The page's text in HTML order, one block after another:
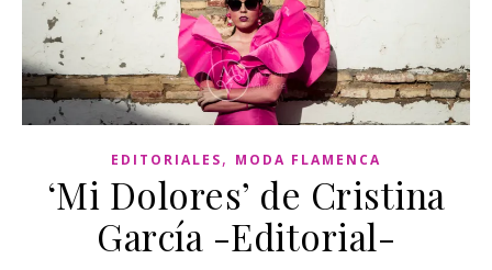
EDITORIALES, MODA FLAMENCA
‘Mi Dolores’ de Cristina
García -Editorial-